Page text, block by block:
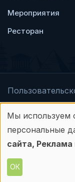
Мероприятия
Ресторан
соглашение
©
Любое
сайта
данных
Мы используем
персональные
сайта, Реклама
ОК